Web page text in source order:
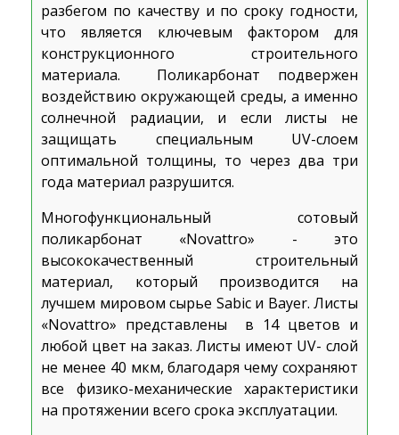
разбегом по качеству и по сроку годности,
что является ключевым фактором для
конструкционного строительного
материала. Поликарбонат подвержен
воздействию окружающей среды, а именно
солнечной радиации, и если листы не
защищать специальным UV-слоем
оптимальной толщины, то через два три
года материал разрушится.
Многофункциональный сотовый
поликарбонат «Novattro» - это
высококачественный строительный
материал, который производится на
лучшем мировом сырье Sabic и Bayer. Листы
«Novattro» представлены в 14 цветов и
любой цвет на заказ. Листы имеют UV- слой
не менее 40 мкм, благодаря чему сохраняют
все физико-механические характеристики
на протяжении всего срока эксплуатации.